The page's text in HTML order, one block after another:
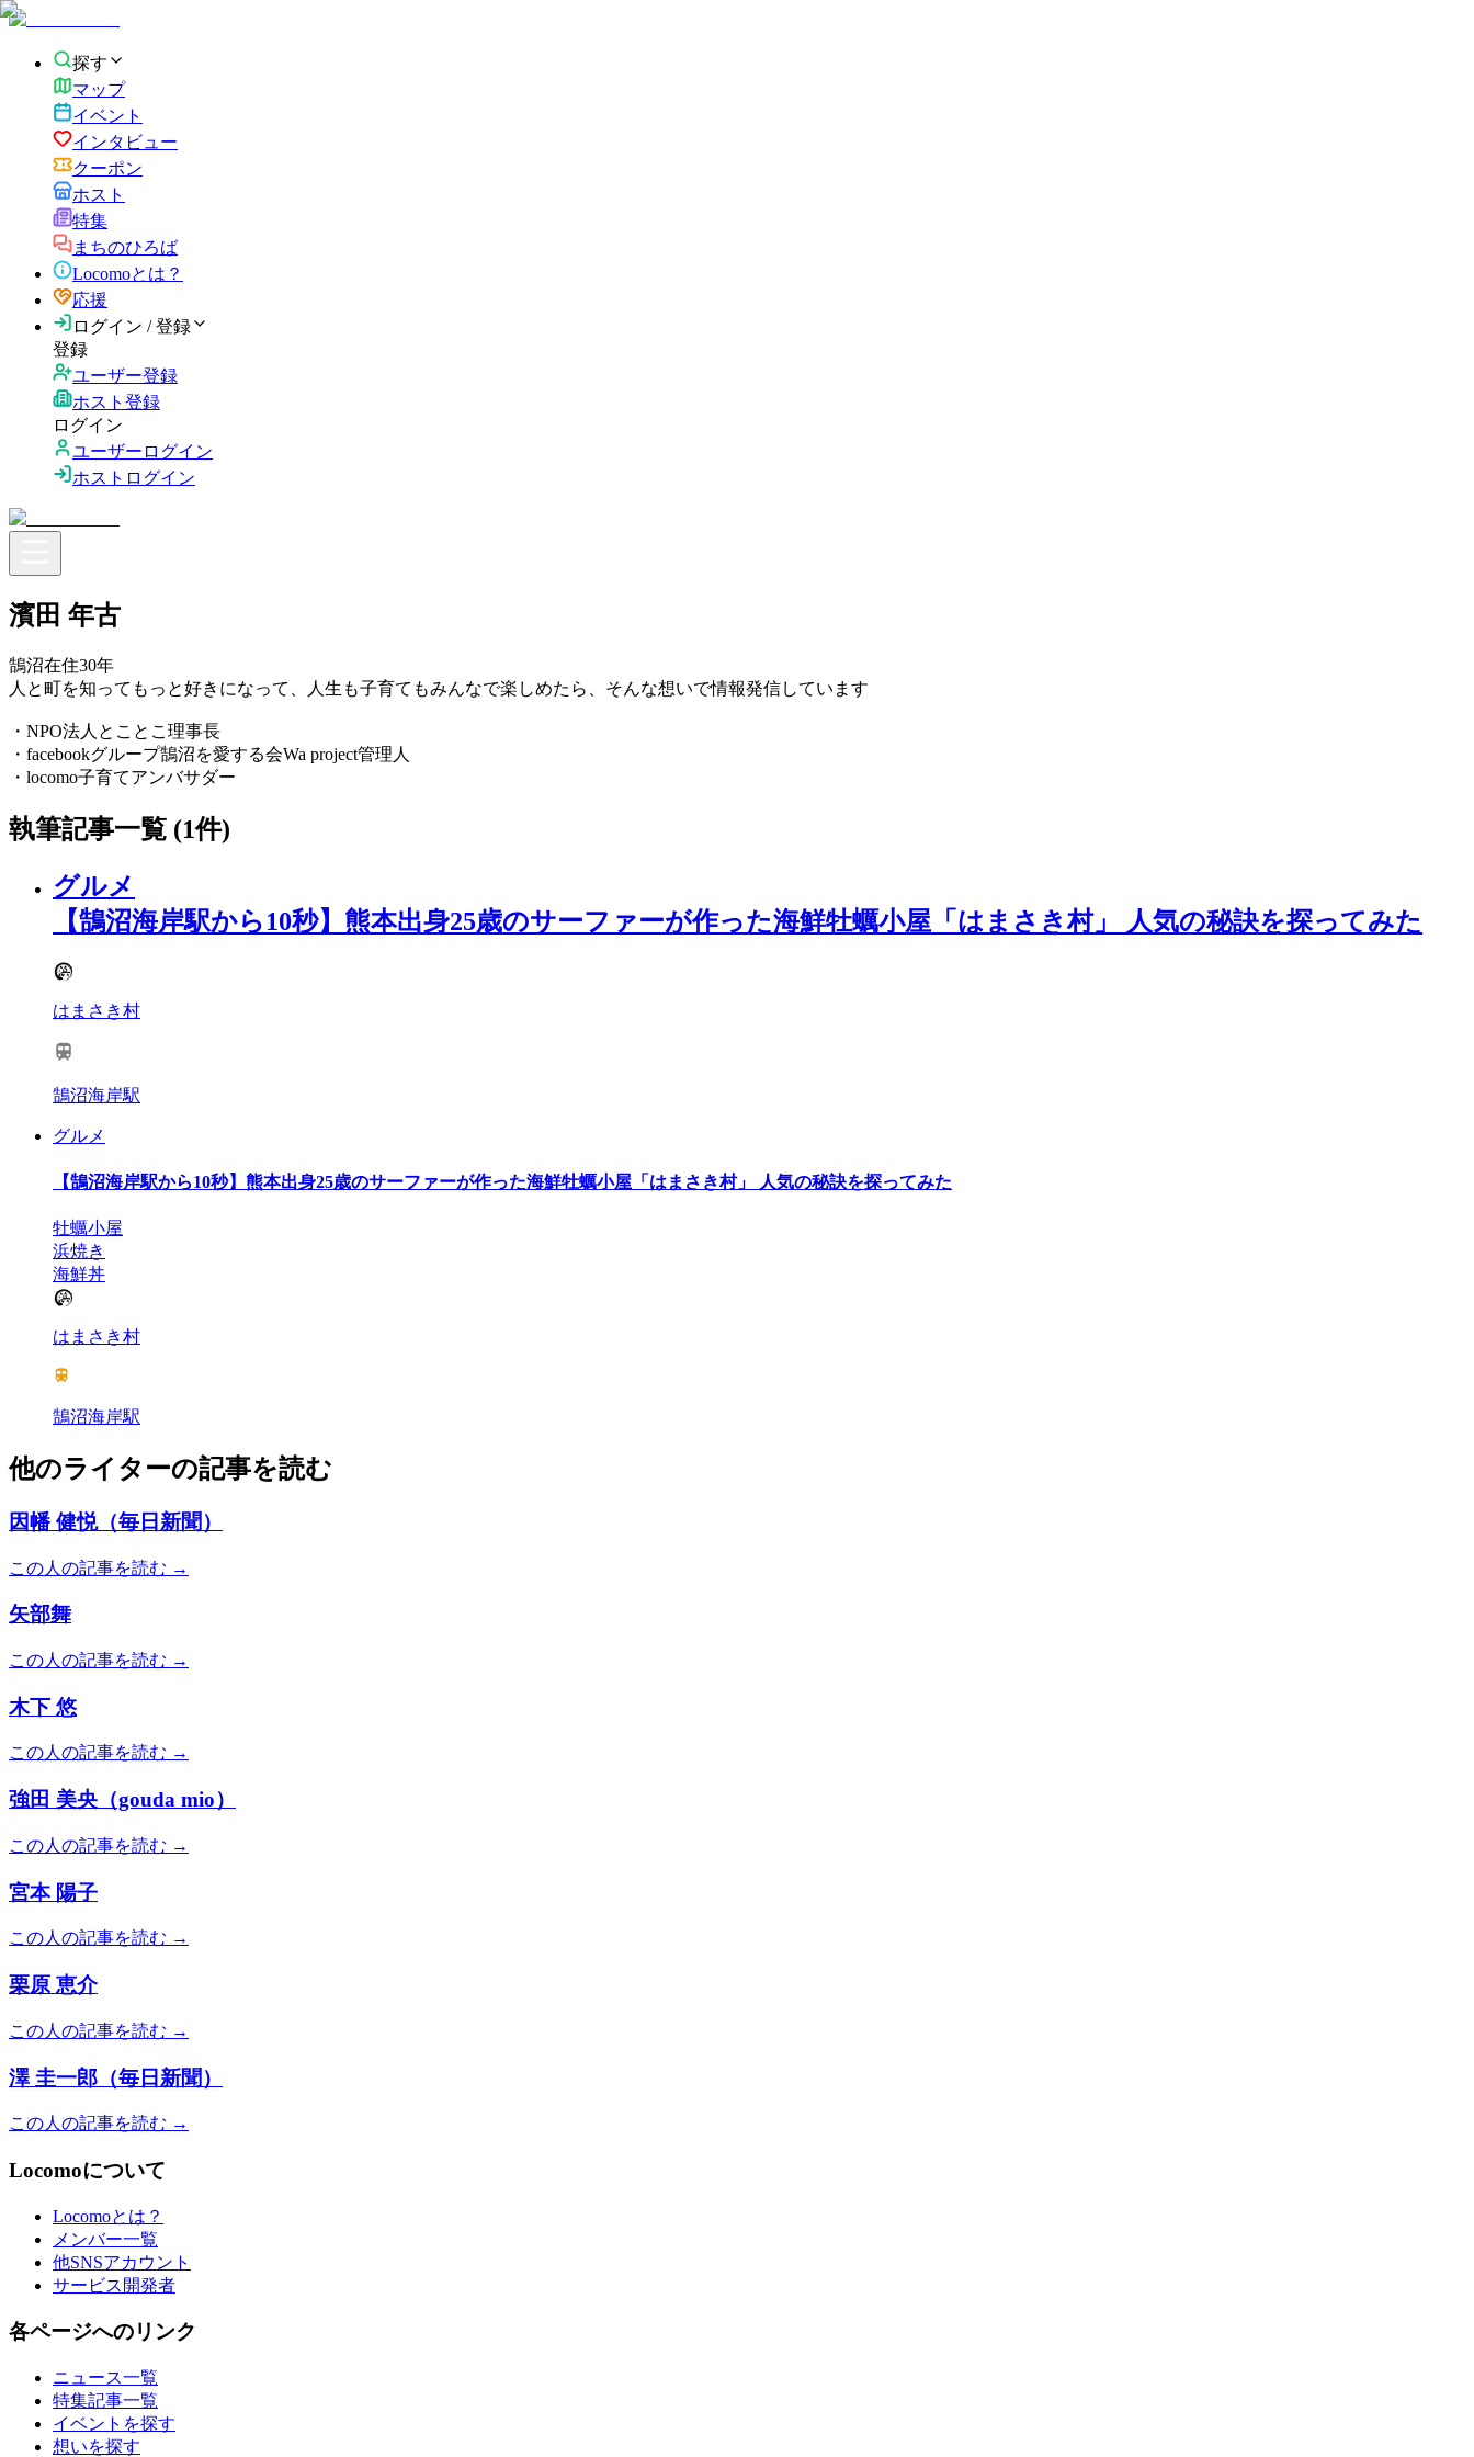
探す
マップ
イベント
インタビュー
クーポン
ホスト
特集
まちのひろば
Locomoとは？
応援
ログイン / 登録
登録
ユーザー登録
ホスト登録
ログイン
ユーザーログイン
ホストログイン
濱田 年古
鵠沼在住30年
人と町を知ってもっと好きになって、人生も子育てもみんなで楽しめたら、そんな想いで情報発信しています
・NPO法人とことこ理事長
・facebookグループ鵠沼を愛する会Wa project管理人
・locomo子育てアンバサダー
執筆記事一覧 (1件)
グルメ
【鵠沼海岸駅から10秒】熊本出身25歳のサーファーが作った海鮮牡蠣小屋「はまさき村」 人気の秘訣を探ってみた
はまさき村
鵠沼海岸駅
グルメ
【鵠沼海岸駅から10秒】熊本出身25歳のサーファーが作った海鮮牡蠣小屋「はまさき村」 人気の秘訣を探ってみた
牡蠣小屋
浜焼き
海鮮丼
はまさき村
鵠沼海岸駅
他のライターの記事を読む
因幡 健悦（毎日新聞）
この人の記事を読む →
矢部舞
この人の記事を読む →
木下 悠
この人の記事を読む →
強田 美央（gouda mio）
この人の記事を読む →
宮本 陽子
この人の記事を読む →
栗原 恵介
この人の記事を読む →
澤 圭一郎（毎日新聞）
この人の記事を読む →
Locomoについて
Locomoとは？
メンバー一覧
他SNSアカウント
サービス開発者
各ページへのリンク
ニュース一覧
特集記事一覧
イベントを探す
想いを探す